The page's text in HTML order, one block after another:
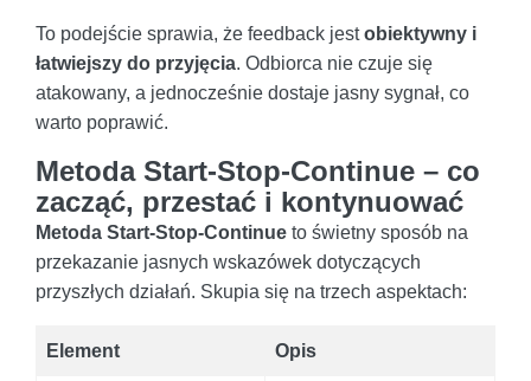
To podejście sprawia, że feedback jestobiektywny i
łatwiejszy do przyjęcia. Odbiorca nie czuje się
atakowany, a jednocześnie dostaje jasny sygnał, co
warto poprawić.
Metoda Start-Stop-Continue – co
zacząć, przestać i kontynuować
Metoda Start-Stop-Continue to świetny sposób na
przekazanie jasnych wskazówek dotyczących
przyszłych działań. Skupia się na trzech aspektach:
Element Opis